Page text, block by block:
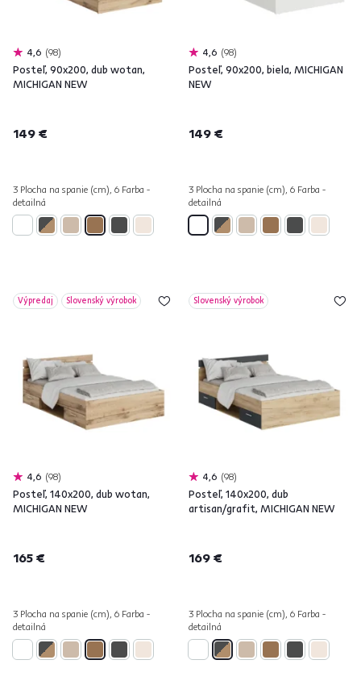
4,6 98
Posteľ, 90x200, dub wotan,
MICHIGAN NEW
149 €
3 Plocha na spanie (cm), 6 Farba -
detailná
4,6 98
Posteľ, 90x200, biela, MICHIGAN
NEW
149 €
3 Plocha na spanie (cm), 6 Farba -
detailná
Výpredaj Slovenský výrobok
4,6 98
Posteľ, 140x200, dub wotan,
MICHIGAN NEW
165 €
3 Plocha na spanie (cm), 6 Farba -
detailná
Slovenský výrobok
4,6 98
Posteľ, 140x200, dub
artisan/grafit, MICHIGAN NEW
169 €
3 Plocha na spanie (cm), 6 Farba -
detailná